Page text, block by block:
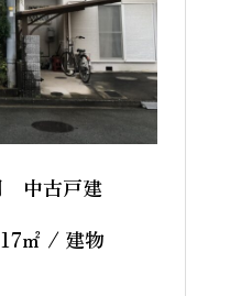
中古戸建
㎡ / 建物